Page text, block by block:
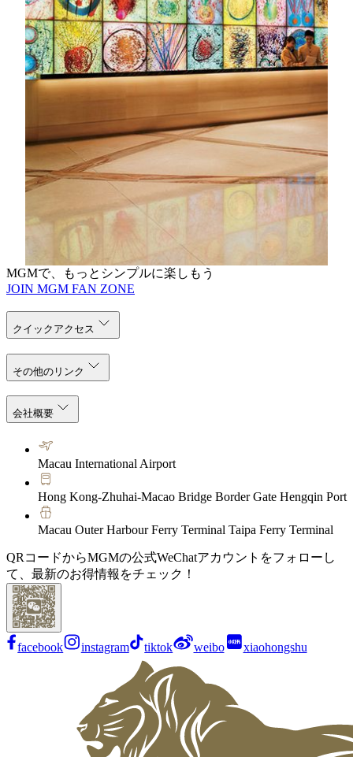
た、ドーセント（アートの案内役）育成プログラムで
は、これまでに1,000人以上の学生が参加し、アート
の魅力を伝えるスキルを身につけています。
詳しく見る
MGM Art Discovery
館内に入った瞬間から、アートの世界が始まります。
東西の文化が交わり、伝統と現代のエッセンスが融合
するコレクションの世界をお楽しみください。どの作
品も、アートの新しい魅力に気づけるよう、そっとあ
なたを導いてくれます。
詳しく見る
MGMで、もっとシンプルに楽しもう
JOIN MGM FAN ZONE
クイックアクセス
その他のリンク
会社概要
Macau International Airport
Hong Kong-Zhuhai-Macao Bridge Border Gate Hengqin Port
Macau Outer Harbour Ferry Terminal Taipa Ferry Terminal
QRコードからMGMの公式WeChatアカウントをフォローし
て、最新のお得情報をチェック！
facebook instagram tiktok weibo xiaohongshu